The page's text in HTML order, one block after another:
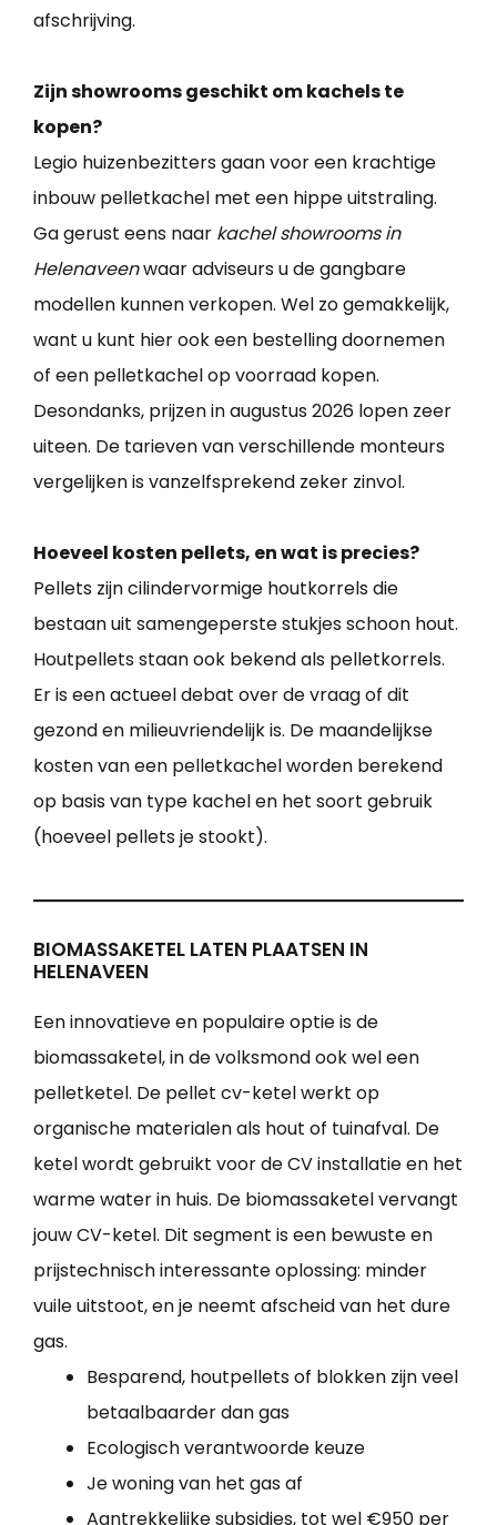
afschrijving.
Zijn showrooms geschikt om kachels te
kopen?
Legio huizenbezitters gaan voor een krachtige
inbouw pelletkachel met een hippe uitstraling.
Ga gerust eens naar kachel showrooms in
Helenaveenwaar adviseurs u de gangbare
modellen kunnen verkopen. Wel zo gemakkelijk,
want u kunt hier ook een bestelling doornemen
of een pelletkachel op voorraad kopen.
Desondanks, prijzen in augustus 2026 lopen zeer
uiteen. De tarieven van verschillende monteurs
vergelijken is vanzelfsprekend zeker zinvol.
Hoeveel kosten pellets, en wat is precies?
Pellets zijn cilindervormige houtkorrels die
bestaan uit samengeperste stukjes schoon hout.
Houtpellets staan ook bekend als pelletkorrels.
Er is een actueel debat over de vraag of dit
gezond en milieuvriendelijk is. De maandelijkse
kosten van een pelletkachel worden berekend
op basis van type kachel en het soort gebruik
(hoeveel pellets je stookt).
BIOMASSAKETEL LATEN PLAATSEN IN
HELENAVEEN
Een innovatieve en populaire optie is de
biomassaketel, in de volksmond ook wel een
pelletketel. De pellet cv-ketel werkt op
organische materialen als hout of tuinafval. De
ketel wordt gebruikt voor de CV installatie en het
warme water in huis. De biomassaketel vervangt
jouw CV-ketel. Dit segment is een bewuste en
prijstechnisch interessante oplossing: minder
vuile uitstoot, en je neemt afscheid van het dure
gas.
Besparend, houtpellets of blokken zijn veel
betaalbaarder dan gas
Ecologisch verantwoorde keuze
Je woning van het gas af
Aantrekkelijke subsidies, tot wel €950 per